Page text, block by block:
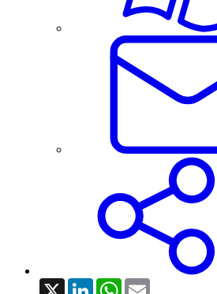
X LinkedInWhatsApp